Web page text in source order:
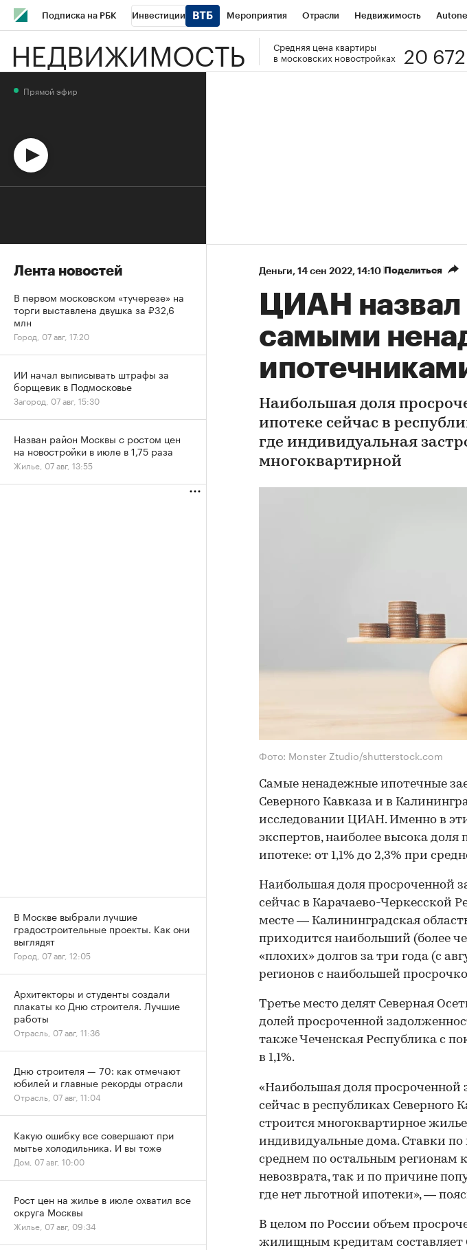
Подписка на РБК Инвестиции Мероприятия Отрасли Недвижимость
Школа управления РБК РБК Образование РБК Курсы РБК Life Тренды
НЕДВИЖИМОСТЬ
Средняя цена квартиры
в московских новостройках
20
Деньги⁠, 14 сен 2022, 14:10 Поделиться
ЦИАН назвал
самыми
Наибольшая доля
ипотеке сейчас в
где индивидуальная
многоквартирной
Фото: Monster Ztudio/shutterstock.com
Самые ненадежные ипотечные
Северного Кавказа и в
исследовании ЦИАН. Именно в
экспертов, наиболее высока
ипотеке: от 1,1% до 2,3% при
Наибольшая доля просроченной
сейчас в Карачаево-Черкесской
месте — Калининградская
приходится наибольший (более
«плохих» долгов за три года (с
регионов с наибольшей
Третье место делят Северная
долей просроченной
также Чеченская Республика с
в 1,1%.
«Наибольшая доля просроченной
сейчас в республиках Северного
строится многоквартирное
индивидуальные дома. Ставки
среднем по остальным регионам
невозврата, так и по причине
где нет льготной ипотеки», —
В целом по России объем
жилищным кредитам составляет
Прямой эфир
Лента новостей
В первом московском «тучерезе» на
торги выставлена двушка за ₽32,6
млн
Город, 07 авг, 17:20
ИИ начал выписывать штрафы за
борщевик в Подмосковье
Загород, 07 авг, 15:30
Назван район Москвы с ростом цен
на новостройки в июле в 1,75 раза
Жилье, 07 авг, 13:55
В Москве выбрали лучшие
градостроительные проекты. Как они
выглядят
Город, 07 авг, 12:05
Архитекторы и студенты создали
плакаты ко Дню строителя. Лучшие
работы
Отрасль, 07 авг, 11:36
Дню строителя — 70: как отмечают
юбилей и главные рекорды отрасли
Отрасль, 07 авг, 11:04
Какую ошибку все совершают при
мытье холодильника. И вы тоже
Дом, 07 авг, 10:00
Рост цен на жилье в июле охватил все
округа Москвы
Жилье, 07 авг, 09:34